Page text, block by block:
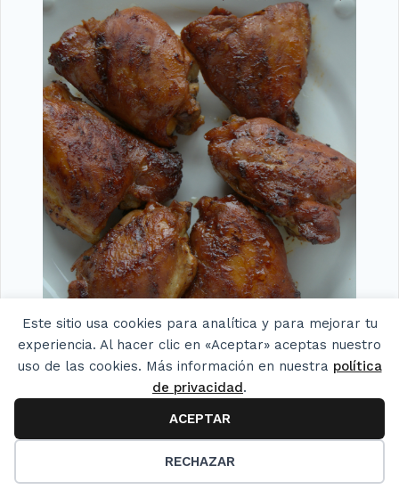
Este sitio usa cookies para analítica y para mejorar tu
experiencia. Al hacer clic en «Aceptar» aceptas nuestro
uso de las cookies. Más información en nuestra política
de privacidad.
ACEPTAR
RECHAZAR